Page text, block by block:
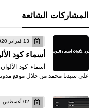
المشاركات الشائعة
13 فبراير 2020
أسماء كود
أسماء كود
على سيدنا محمد من خلال موقع
02 أغسطس 2021